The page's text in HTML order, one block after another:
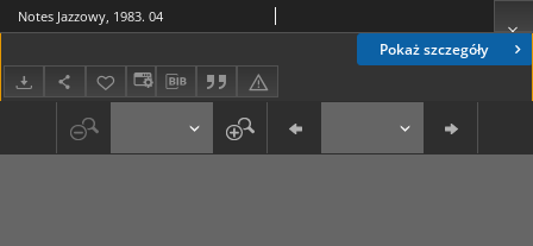
Pokaż szczegóły
Notes Jazzowy, 1983. 04